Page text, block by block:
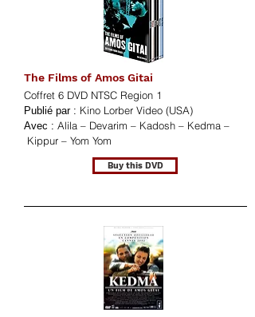
The Films of Amos Gitai
Coffret 6 DVD NTSC Region 1
Publié par : Kino Lorber Video (USA)
Avec : Alila – Devarim – Kadosh – Kedma –
Kippur – Yom Yom
Buy this DVD